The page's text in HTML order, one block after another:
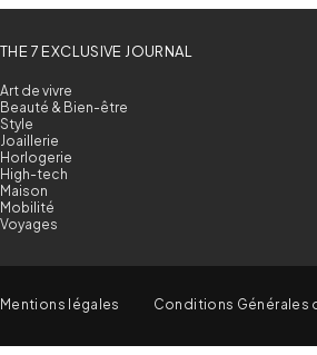
THE 7 EXCLUSIVE JOURNAL
Art de vivre
Beauté & Bien-être
Style
Joaillerie
Horlogerie
High-tech
Maison
Mobilité
Voyages
Mentions légales Conditions Générales